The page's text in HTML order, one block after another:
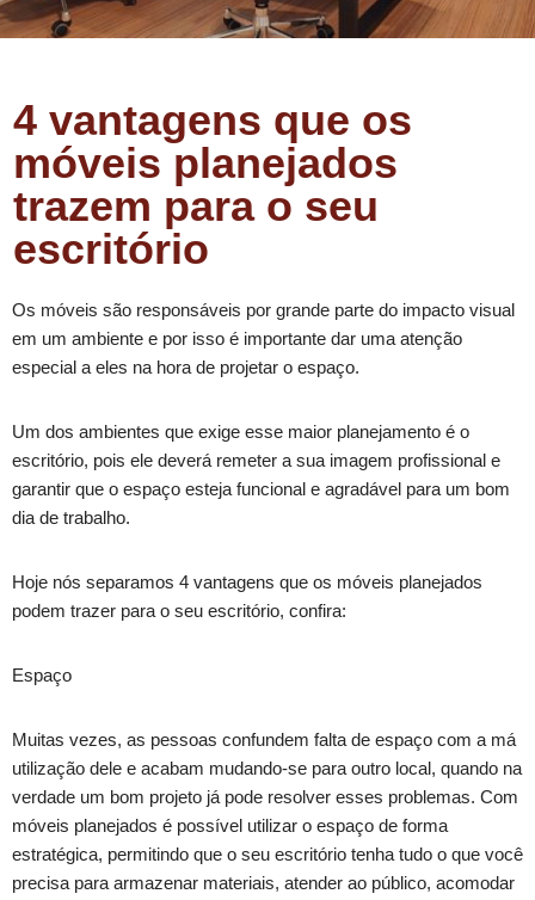
4 vantagens que os
móveis planejados
trazem para o seu
escritório
Os móveis são responsáveis por grande parte do impacto visual
em um ambiente e por isso é importante dar uma atenção
especial a eles na hora de projetar o espaço.
Um dos ambientes que exige esse maior planejamento é o
escritório, pois ele deverá remeter a sua imagem profissional e
garantir que o espaço esteja funcional e agradável para um bom
dia de trabalho.
Hoje nós separamos 4 vantagens que os móveis planejados
podem trazer para o seu escritório, confira:
Espaço
Muitas vezes, as pessoas confundem falta de espaço com a má
utilização dele e acabam mudando-se para outro local, quando na
verdade um bom projeto já pode resolver esses problemas. Com
móveis planejados é possível utilizar o espaço de forma
estratégica, permitindo que o seu escritório tenha tudo o que você
precisa para armazenar materiais, atender ao público, acomodar